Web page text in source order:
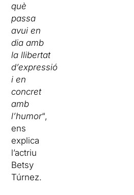
què
passa
avui en
dia amb
la llibertat
d’expressió
i en
concret
amb
l’humor“,
ens
explica
l’actriu
Betsy
Túrnez.